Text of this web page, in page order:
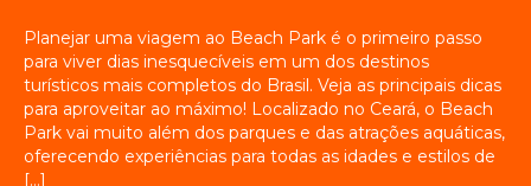
PRAIA
O DESTINO
AQUA
PARK
OHANA
BEACH
RESORT
Planejar uma viagem ao Beach Park é o primeiro passo
para viver dias inesquecíveis em um dos destinos
turísticos mais completos do Brasil. Veja as principais dicas
para aproveitar ao máximo! Localizado no Ceará, o Beach
Park vai muito além dos parques e das atrações aquáticas,
oferecendo experiências para todas as idades e estilos de
[…]